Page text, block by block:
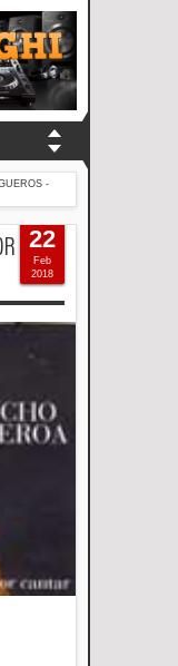
-
22
Feb
2018